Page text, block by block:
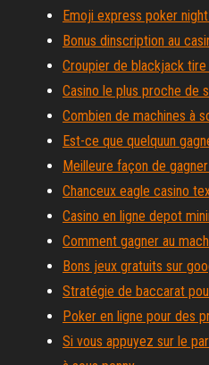
Emoji express poker
Bonus dinscription au
Croupier de blackjack tire
Casino le plus proche de
Combien de machines à
Est-ce que quelquun
Meilleure façon de
Chanceux eagle casino
Casino en ligne depot
Comment gagner au
Bons jeux gratuits sur
Stratégie de baccarat
Poker en ligne pour des
Si vous appuyez sur le